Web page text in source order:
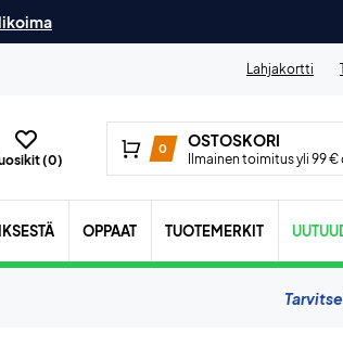
Lahjakortti
(0)
0 OSTOSKORI
Ilmainen toimitus yli 99
OPPAAT TUOTEMERKIT